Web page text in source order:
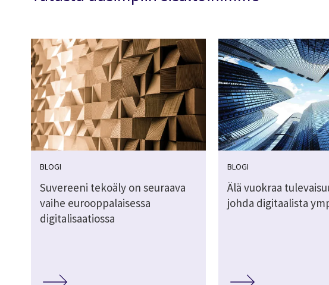
BLOGI
Suvereeni tekoäly on seuraava
vaihe eurooppalaisessa
digitalisaatiossa
BLOGI
Älä vuokraa
johda digitaalista